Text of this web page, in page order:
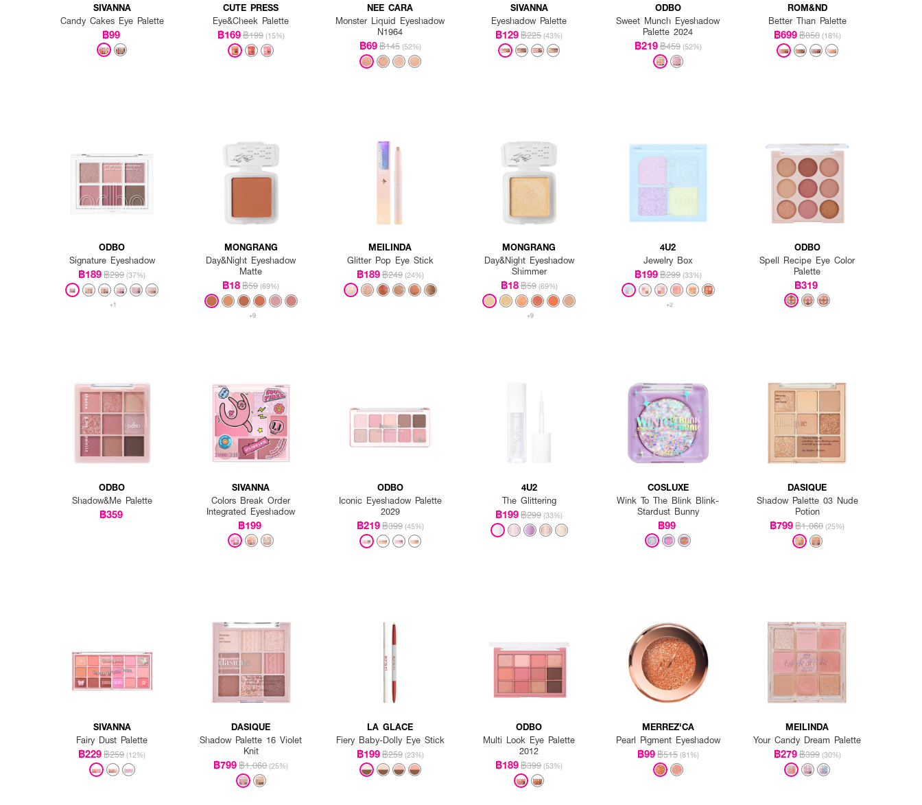
SIVANNA
Candy Cakes Eye Palette
฿99
CUTE PRESS
Eye&Cheek Palette
฿169฿199 (15%)
NEE CARA
Monster Liquid Eyeshadow
N1964
฿69฿145 (52%)
SIVANNA
Eyeshadow Palette
฿129฿225 (43%)
ODBO
Sweet Munch Eyeshadow
Palette 2024
฿219฿459 (52%)
ROM&ND
Better Than Palette
฿699฿850 (18%)
ODBO
Signature Eyeshadow
฿189฿299 (37%)
+1
MONGRANG
Day&Night Eyeshadow
Matte
฿18฿59 (69%)
+9
MEILINDA
Glitter Pop Eye Stick
฿189฿249 (24%)
MONGRANG
Day&Night Eyeshadow
Shimmer
฿18฿59 (69%)
+9
4U2
Jewelry Box
฿199฿299 (33%)
+2
ODBO
Spell Recipe Eye Color
Palette
฿319
ODBO
Shadow&Me Palette
฿359
SIVANNA
Colors Break Order
Integrated Eyeshadow
฿199
ODBO
Iconic Eyeshadow Palette
2029
฿219฿399 (45%)
4U2
The Glittering
฿199฿299 (33%)
COSLUXE
Wink To The Blink Blink-
Stardust Bunny
฿99
DASIQUE
Shadow Palette 03 Nude
Potion
฿799฿1,060 (25%)
SIVANNA
Fairy Dust Palette
฿229฿259 (12%)
DASIQUE
Shadow Palette 16 Violet
Knit
฿799฿1,060 (25%)
LA GLACE
Fiery Baby-Dolly Eye Stick
฿199฿259 (23%)
ODBO
Multi Look Eye Palette
2012
฿189฿399 (53%)
MERREZ'CA
Pearl Pigment Eyeshadow
฿99฿515 (81%)
MEILINDA
Your Candy Dream Palette
฿279฿399 (30%)